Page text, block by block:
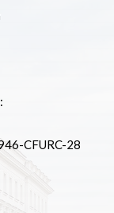
CFURC-28